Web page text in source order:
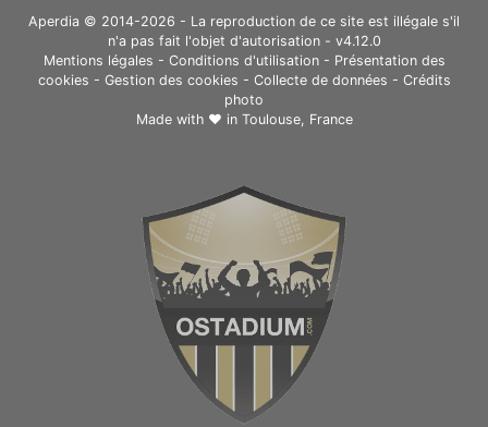
Aperdia © 2014-2026 - La reproduction de ce site est illégale s'il
n'a pas fait l'objet d'autorisation - v4.12.0
Mentions légales - Conditions d'utilisation- Présentation des
cookies - Gestion des cookies - Collecte de données - Crédits
photo
Made with ❤ in Toulouse, France